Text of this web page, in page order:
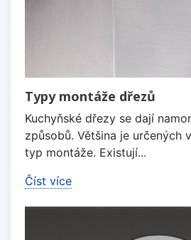
Typy montáže dřezů
Kuchyňské dřezy se dají
způsobů. Většina je určených
typ montáže. Existují...
Číst více